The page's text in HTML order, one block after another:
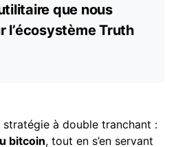
que nous
l’écosystème Truth
stratégie à double tranchant :
bitcoin, tout en s’en servant